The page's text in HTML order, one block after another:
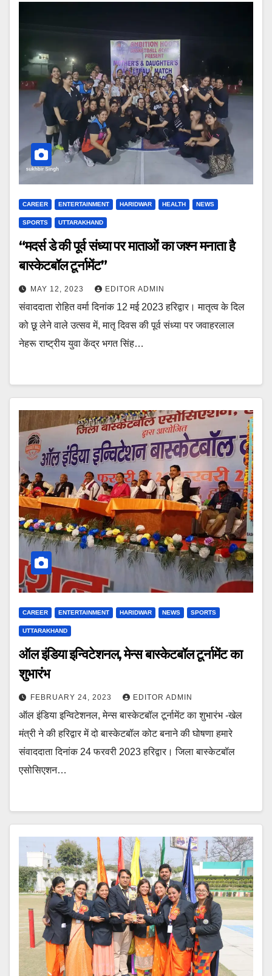
CAREER ENTERTAINMENT HARIDWAR HEALTH NEWS
SPORTS UTTARAKHAND
“मदर्स डे की पूर्व संध्या पर माताओं का जश्न मनाता है
बास्केटबॉल टूर्नामेंट”
MAY 12, 2023 EDITOR ADMIN
संवाददाता रोहित वर्मा दिनांक 12 मई 2023 हरिद्वार। मातृत्व के दिल
को छू लेने वाले उत्सव में, मातृ दिवस की पूर्व संध्या पर जवाहरलाल
नेहरू राष्ट्रीय युवा केंद्र भगत सिंह…
CAREER ENTERTAINMENT HARIDWAR NEWS SPORTS
UTTARAKHAND
ऑल इंडिया इन्विटेशनल, मेन्स बास्केटबॉल टूर्नामेंट का
शुभारंभ
FEBRUARY 24, 2023 EDITOR ADMIN
ऑल इंडिया इन्विटेशनल, मेन्स बास्केटबॉल टूर्नामेंट का शुभारंभ -खेल
मंत्री ने की हरिद्वार में दो बास्केटबॉल कोट बनाने की घोषणा हमारे
संवाददाता दिनांक 24 फरवरी 2023 हरिद्वार।‌ जिला बास्केटबॉल
एसोसिएशन…